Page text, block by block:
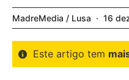
MadreMedia / Lusa 16
Este artigo tem